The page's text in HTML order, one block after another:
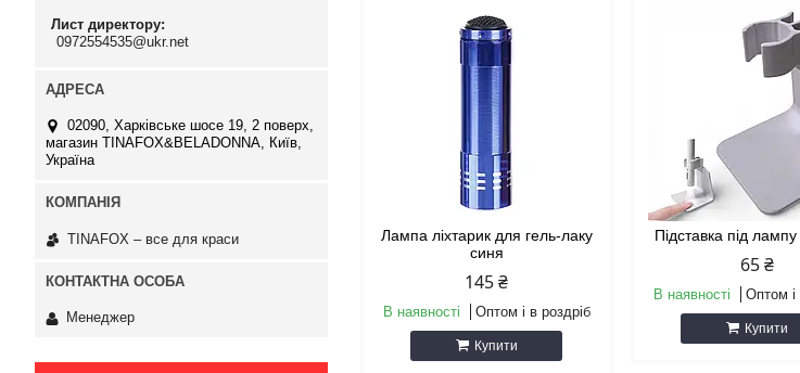
Лампа ліхтарик для гель-лаку
синя
145 ₴
В наявності Оптом і в роздріб
Купити
Підставка під лампу
65 ₴
В наявності Оптом і
Купити
Лист директору
0972554535@ukr.net
02090, Харківське шосе 19, 2 поверх,
магазин TINAFOX&BELADONNA, Київ,
Україна
TINAFOX – все для краси
Менеджер